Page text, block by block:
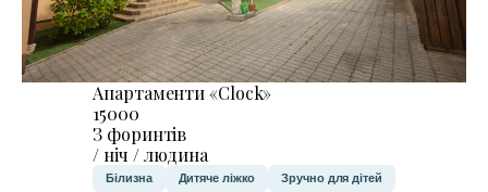
Апартаменти «Clock»
15000
З форинтів
/ ніч / людина
Білизна Дитяче ліжко Зручно для дітей